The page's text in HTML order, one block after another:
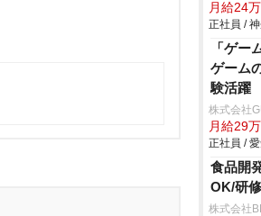
月給24
正社員 /
「ゲー
ゲーム
験活躍
株式会社
月給29
正社員 /
食品開
OK/研
株式会社